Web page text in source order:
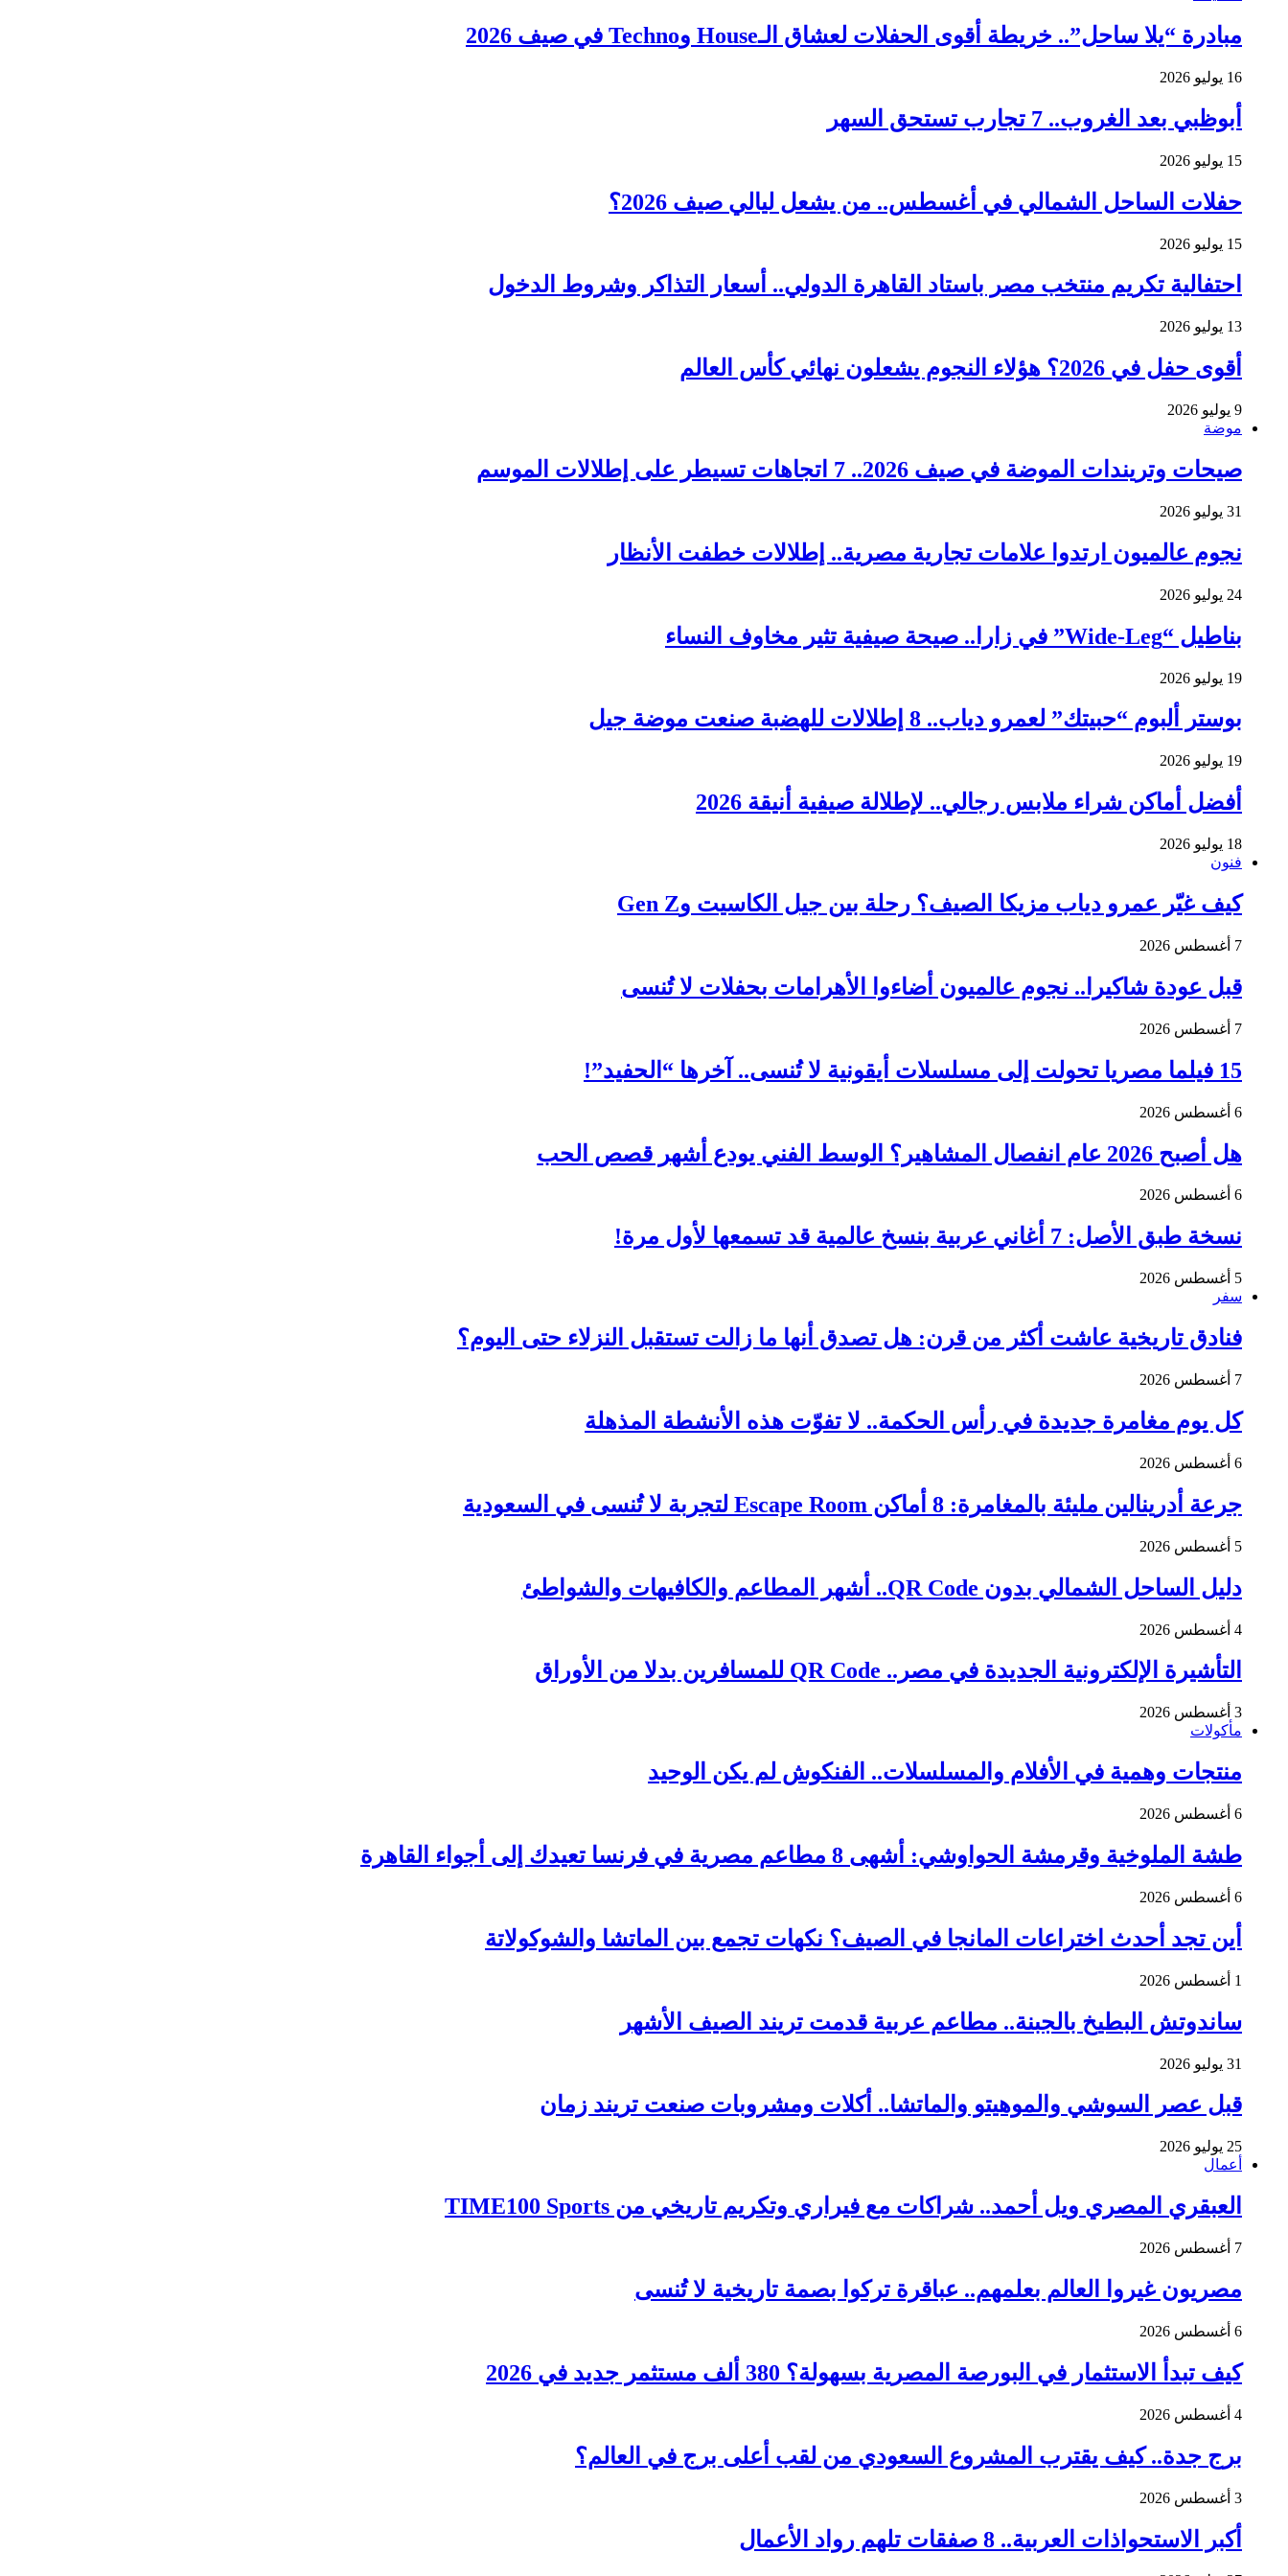
مبادرة “يلا ساحل”.. خريطة أقوى الحفلات لعشاق الـHouse وTechno في صيف 2026
16 يوليو 2026
أبوظبي بعد الغروب.. 7 تجارب تستحق السهر
15 يوليو 2026
حفلات الساحل الشمالي في أغسطس.. من يشعل ليالي صيف 2026؟
15 يوليو 2026
احتفالية تكريم منتخب مصر باستاد القاهرة الدولي.. أسعار التذاكر وشروط الدخول
13 يوليو 2026
أقوى حفل في 2026؟ هؤلاء النجوم يشعلون نهائي كأس العالم
9 يوليو 2026
موضة
صيحات وتريندات الموضة في صيف 2026.. 7 اتجاهات تسيطر على إطلالات الموسم
31 يوليو 2026
نجوم عالميون ارتدوا علامات تجارية مصرية.. إطلالات خطفت الأنظار
24 يوليو 2026
بناطيل “Wide-Leg” في زارا.. صيحة صيفية تثير مخاوف النساء
19 يوليو 2026
بوستر ألبوم “حبيتك” لعمرو دياب.. 8 إطلالات للهضبة صنعت موضة جيل
19 يوليو 2026
أفضل أماكن شراء ملابس رجالي.. لإطلالة صيفية أنيقة 2026
18 يوليو 2026
فنون
كيف غيّر عمرو دياب مزيكا الصيف؟ رحلة بين جيل الكاسيت وGen Z
7 أغسطس 2026
قبل عودة شاكيرا.. نجوم عالميون أضاءوا الأهرامات بحفلات لا تُنسى
7 أغسطس 2026
15 فيلما مصريا تحولت إلى مسلسلات أيقونية لا تُنسى.. آخرها “الحفيد”!
6 أغسطس 2026
هل أصبح 2026 عام انفصال المشاهير؟ الوسط الفني يودع أشهر قصص الحب
6 أغسطس 2026
نسخة طبق الأصل: 7 أغاني عربية بنسخ عالمية قد تسمعها لأول مرة!
5 أغسطس 2026
سفر
فنادق تاريخية عاشت أكثر من قرن: هل تصدق أنها ما زالت تستقبل النزلاء حتى اليوم؟
7 أغسطس 2026
كل يوم مغامرة جديدة في رأس الحكمة.. لا تفوّت هذه الأنشطة المذهلة
6 أغسطس 2026
جرعة أدرينالين مليئة بالمغامرة: 8 أماكن Escape Room لتجربة لا تُنسى في السعودية
5 أغسطس 2026
دليل الساحل الشمالي بدون QR Code.. أشهر المطاعم والكافيهات والشواطئ
4 أغسطس 2026
التأشيرة الإلكترونية الجديدة في مصر.. QR Code للمسافرين بدلا من الأوراق
3 أغسطس 2026
مأكولات
منتجات وهمية في الأفلام والمسلسلات.. الفنكوش لم يكن الوحيد
6 أغسطس 2026
طشة الملوخية وقرمشة الحواوشي: أشهى 8 مطاعم مصرية في فرنسا تعيدك إلى أجواء القاهرة
6 أغسطس 2026
أين تجد أحدث اختراعات المانجا في الصيف؟ نكهات تجمع بين الماتشا والشوكولاتة
1 أغسطس 2026
ساندوتش البطيخ بالجبنة.. مطاعم عربية قدمت تريند الصيف الأشهر
31 يوليو 2026
قبل عصر السوشي والموهيتو والماتشا.. أكلات ومشروبات صنعت تريند زمان
25 يوليو 2026
أعمال
العبقري المصري ويل أحمد.. شراكات مع فيراري وتكريم تاريخي من TIME100 Sports
7 أغسطس 2026
مصريون غيروا العالم بعلمهم.. عباقرة تركوا بصمة تاريخية لا تُنسى
6 أغسطس 2026
كيف تبدأ الاستثمار في البورصة المصرية بسهولة؟ 380 ألف مستثمر جديد في 2026
4 أغسطس 2026
برج جدة.. كيف يقترب المشروع السعودي من لقب أعلى برج في العالم؟
3 أغسطس 2026
أكبر الاستحواذات العربية.. 8 صفقات تلهم رواد الأعمال